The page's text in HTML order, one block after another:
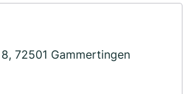
72501 Gammertingen